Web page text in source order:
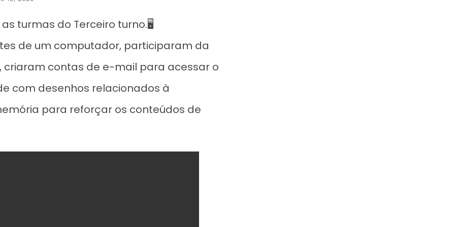
turmas do Terceiro turno.🖥️
de um computador, participaram da
contas de e-mail para acessar o
com desenhos relacionados à
para reforçar os conteúdos de